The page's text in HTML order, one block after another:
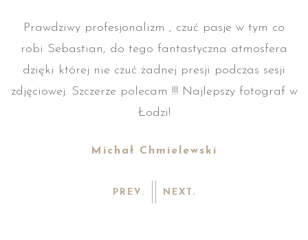
Prawdziwy profesjonalizm , czuć pasje w tym co
robi Sebastian, do tego fantastyczna atmosfera
dzięki której nie czuć żadnej presji podczas sesji
zdjęciowej. Szczerze polecam !!! Najlepszy fotograf w
Łodzi!
Michał Chmielewski
PREV. NEXT.